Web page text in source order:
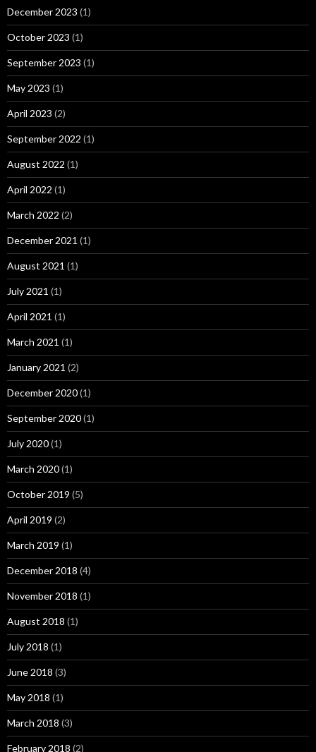
December 2023 (1)
October 2023 (1)
September 2023 (1)
May 2023 (1)
April 2023 (2)
September 2022 (1)
August 2022 (1)
April 2022 (1)
March 2022 (2)
December 2021 (1)
August 2021 (1)
July 2021 (1)
April 2021 (1)
March 2021 (1)
January 2021 (2)
December 2020(1)
September 2020(1)
July 2020(1)
March 2020(1)
October 2019 (5)
April 2019 (2)
March 2019 (1)
December 2018 (4)
November 2018 (1)
August 2018 (1)
July 2018 (1)
June 2018 (3)
May 2018 (1)
March 2018 (3)
February 2018 (2)